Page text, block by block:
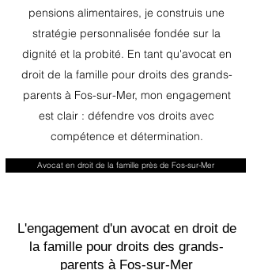
pensions alimentaires, je construis une
stratégie personnalisée fondée sur la
dignité et la probité. En tant qu'avocat en
droit de la famille pour droits des grands-
parents à Fos-sur-Mer, mon engagement
est clair : défendre vos droits avec
compétence et détermination.
Avocat en droit de la famille près de Fos-sur-Mer
L'engagement d'un avocat en droit de
la famille pour droits des grands-
parents à Fos-sur-Mer